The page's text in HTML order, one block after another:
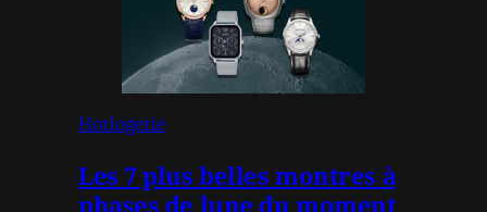
Horlogerie
Les 7 plus belles montres à
phases de lune du moment